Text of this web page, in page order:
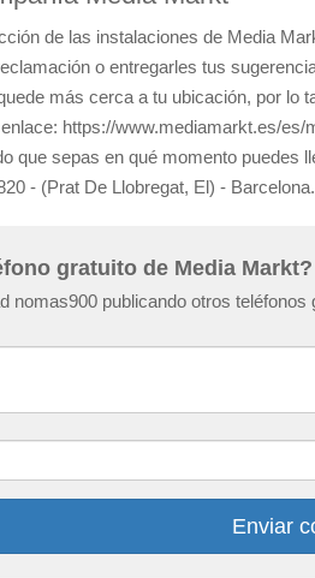
de las instalaciones de Media
o entregarles tus
más cerca a tu ubicación, por
https://www.mediamarkt.es/
que sepas en qué momento puedes
- (Prat De Llobregat, El) - Barcelona.
gratuito de Media Markt?
nomas900 publicando otros
Enviar